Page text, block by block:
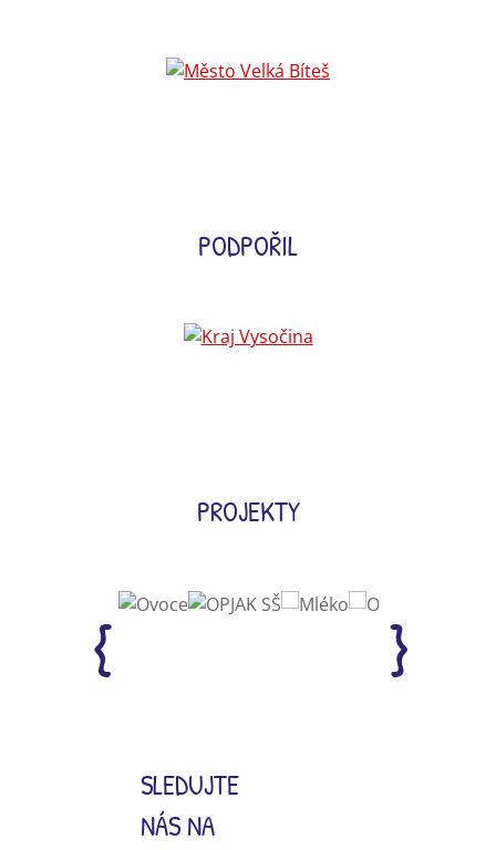
PODPOŘIL
PROJEKTY
SLEDUJTE
NÁS NA